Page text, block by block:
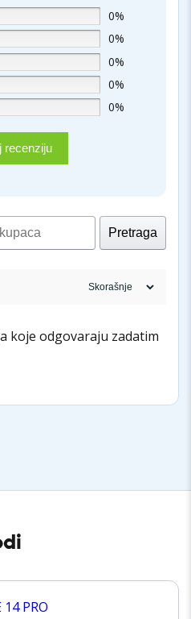
0%
0%
0%
0%
0%
recenziju
Pretraga
koje odgovaraju zadatim